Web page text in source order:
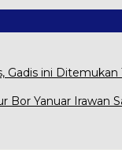
Gadis ini Ditemukan
Bor Yanuar Irawan